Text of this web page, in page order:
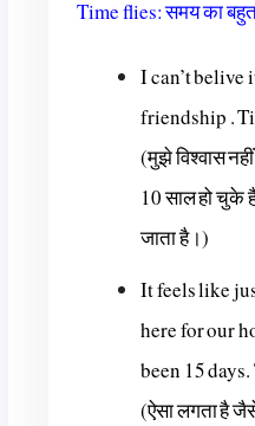
Time flies: समय का बहुत
I can’t belive
friendship .
(मुझे विश्वास नहीं
10 साल हो चुके
जाता है।)
It feels like
here for our
been 15
(ऐसा लगता है